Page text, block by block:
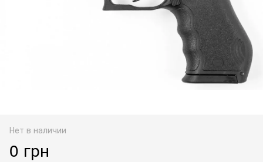
Нет в наличии
0 грн